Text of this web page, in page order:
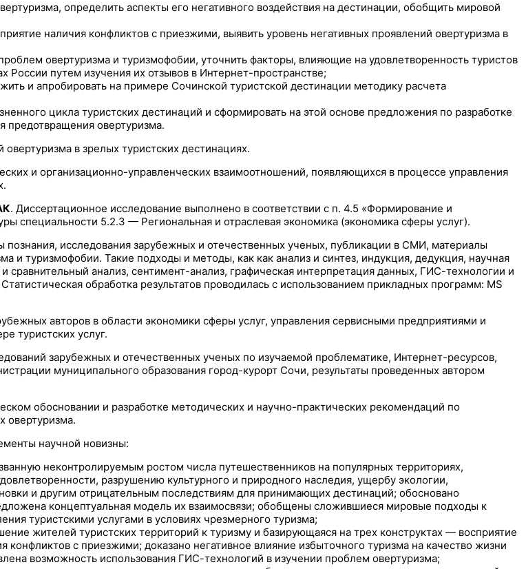
определить аспекты его негативного воздействия на дестинации, обобщить мировой
наличия конфликтов с приезжими, выявить уровень негативных проявлений овертуризма в
овертуризма и туризмофобии, уточнить факторы, влияющие на удовлетворенность туристов
России путем изучения их отзывов в Интернет-пространстве;
и апробировать на примере Сочинской туристской дестинации методику расчета
цикла туристских дестинаций и сформировать на этой основе предложения по разработке
предотвращения овертуризма.
в зрелых туристских дестинациях.
и организационно-управленческих взаимоотношений, появляющихся в процессе управления
. Диссертационное исследование выполнено в соответствии с п. 4.5 «Формирование и
специальности 5.2.3 — Региональная и отраслевая экономика (экономика сферы услуг).
исследования зарубежных и отечественных ученых, публикации в СМИ, материалы
и туризмофобии. Такие подходы и методы, как как анализ и синтез, индукция, дедукция, научная
анализ, сентимент-анализ, графическая интерпретация данных, ГИС-технологии и
обработка результатов проводилась с использованием прикладных программ: MS
авторов в области экономики сферы услуг, управления сервисными предприятиями и
туристских услуг.
зарубежных и отечественных ученых по изучаемой проблематике, Интернет-ресурсов,
муниципального образования город-курорт Сочи, результаты проведенных автором
обосновании и разработке методических и научно-практических рекомендаций по
овертуризма.
научной новизны:
неконтролируемым ростом числа путешественников на популярных территориях,
разрушению культурного и природного наследия, ущербу экологии,
и другим отрицательным последствиям для принимающих дестинаций; обосновано
концептуальная модель их взаимосвязи; обобщены сложившиеся мировые подходы к
туристскими услугами в условиях чрезмерного туризма;
жителей туристских территорий к туризму и базирующаяся на трех конструктах — восприятие
конфликтов с приезжими; доказано негативное влияние избыточного туризма на качество жизни
возможность использования ГИС-технологий в изучении проблем овертуризма;